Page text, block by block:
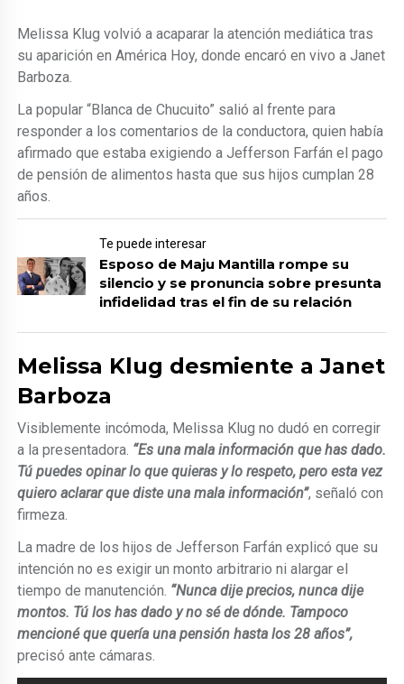
Melissa Klug volvió a acaparar la atención mediática tras
su aparición en América Hoy, donde encaró en vivo a Janet
Barboza.
La popular “Blanca de Chucuito” salió al frente para
responder a los comentarios de la conductora, quien había
afirmado que estaba exigiendo a Jefferson Farfán el pago
de pensión de alimentos hasta que sus hijos cumplan 28
años.
Te puede interesar
Esposo de Maju Mantilla rompe su
silencio y se pronuncia sobre presunta
infidelidad tras el fin de su relación
Melissa Klug desmiente a Janet
Barboza
Visiblemente incómoda, Melissa Klug no dudó en corregir
a la presentadora. “Es una mala información que has dado.
Tú puedes opinar lo que quieras y lo respeto, pero esta vez
quiero aclarar que diste una mala información”, señaló con
firmeza.
La madre de los hijos de Jefferson Farfán explicó que su
intención no es exigir un monto arbitrario ni alargar el
tiempo de manutención. “Nunca dije precios, nunca dije
montos. Tú los has dado y no sé de dónde. Tampoco
mencioné que quería una pensión hasta los 28 años”,
precisó ante cámaras.